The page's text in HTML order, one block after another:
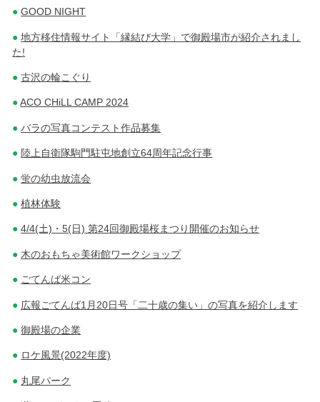
GOOD NIGHT
地方移住情報サイト「縁結び大学」で御殿場市が紹介されまし
た!
古沢の輪こぐり
ACO CHiLL CAMP 2024
バラの写真コンテスト作品募集
陸上自衛隊駒門駐屯地創立64周年記念行事
蛍の幼虫放流会
植林体験
4/4(土)・5(日) 第24回御殿場桜まつり開催のお知らせ
木のおもちゃ美術館ワークショップ
ごてんば米コン
広報ごてんば1月20日号「二十歳の集い」の写真を紹介します
御殿場の企業
ロケ風景(2022年度)
丸尾パーク